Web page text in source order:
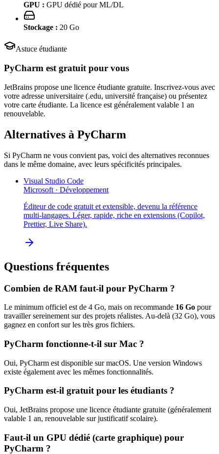
GPU : GPU dédié pour ML/DL
Stockage : 20 Go
Astuce étudiante
PyCharm est gratuit pour vous
JetBrains propose une licence étudiante gratuite. Inscrivez-vous avec
votre adresse universitaire (.edu, université française) ou présentez
votre carte étudiante. La licence est généralement valable 1 an
renouvelable.
Alternatives à PyCharm
Si PyCharm ne vous convient pas, voici des alternatives reconnues
dans le même domaine, avec leurs spécificités principales.
Visual Studio Code
Microsoft · Développement
Éditeur de code gratuit et extensible, devenu la référence
multi-langages. Léger, rapide, riche en extensions (Copilot,
Prettier, Live Share).
Questions fréquentes
Combien de RAM faut-il pour PyCharm ?
Le minimum officiel est de 4 Go, mais on recommande 16 Go pour
travailler sereinement sur des projets réalistes. Au-delà (32 Go), vous
gagnez en confort sur les très gros fichiers.
PyCharm fonctionne-t-il sur Mac ?
Oui, PyCharm est disponible sur macOS. Une version Windows
existe également avec les mêmes fonctionnalités.
PyCharm est-il gratuit pour les étudiants ?
Oui, JetBrains propose une licence étudiante gratuite (généralement
valable 1 an, renouvelable sur justificatif scolaire).
Faut-il un GPU dédié (carte graphique) pour
PyCharm ?